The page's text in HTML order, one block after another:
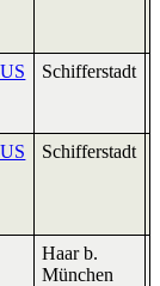
Schifferstadt
Schifferstadt
Haar b.
München